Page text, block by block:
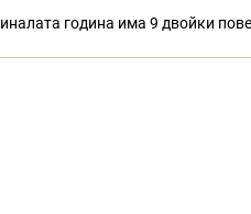
година има 9 двойки